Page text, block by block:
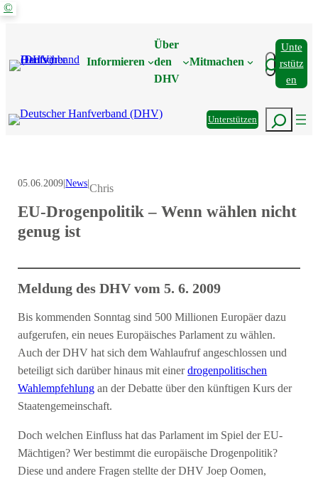
Zum
Informieren
Über
den
DHV
Mitmachen Suchen
Unte
Rstütz
En
UnterstützenSuchen
©
05.06.2009|News|Chris
EU-Drogenpolitik – Wenn wählen nicht
genug ist
Meldung des DHV vom 5. 6. 2009
Bis kommenden Sonntag sind 500 Millionen Europäer dazu
aufgerufen, ein neues Europäisches Parlament zu wählen.
Auch der DHV hat sich dem Wahlaufruf angeschlossen und
beteiligt sich darüber hinaus mit einerdrogenpolitischen
Wahlempfehlung an der Debatte über den künftigen Kurs der
Staatengemeinschaft.
Doch welchen Einfluss hat das Parlament im Spiel der EU-
Mächtigen? Wer bestimmt die europäische Drogenpolitik?
Diese und andere Fragen stellte der DHV Joep Oomen,